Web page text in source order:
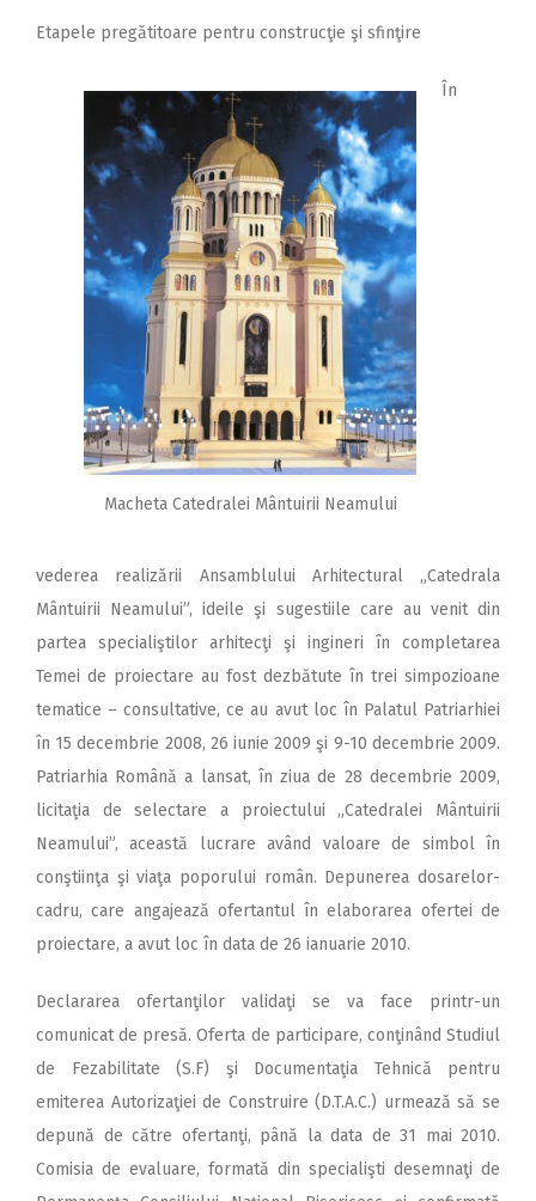
Etapele pregătitoare pentru construcţie şi sfinţire
Macheta Catedralei Mântuirii Neamului
În
vederea realizării Ansamblului Arhitectural „Catedrala
Mântuirii Neamului”, ideile şi sugestiile care au venit din
partea specialiştilor arhitecţi şi ingineri în completarea
Temei de proiectare au fost dezbătute în trei simpozioane
tematice – consultative, ce au avut loc în Palatul Patriarhiei
în 15 decembrie 2008, 26 iunie 2009 şi 9-10 decembrie 2009.
Patriarhia Română a lansat, în ziua de 28 decembrie 2009,
licitaţia de selectare a proiectului „Catedralei Mântuirii
Neamului”, această lucrare având valoare de simbol în
conştiinţa şi viaţa poporului român. Depunerea dosarelor-
cadru, care angajează ofertantul în elaborarea ofertei de
proiectare, a avut loc în data de 26 ianuarie 2010.
Declararea ofertanţilor validaţi se va face printr-un
comunicat de presă. Oferta de participare, conţinând Studiul
de Fezabilitate (S.F) şi Documentaţia Tehnică pentru
emiterea Autorizaţiei de Construire (D.T.A.C.) urmează să se
depună de către ofertanţi, până la data de 31 mai 2010.
Comisia de evaluare, formată din specialişti desemnaţi de